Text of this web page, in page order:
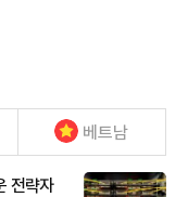
베트남
전략자